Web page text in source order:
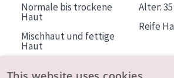
Normale bis trockene
Haut
Mischhaut und fettige
Haut
Alter:
Reife